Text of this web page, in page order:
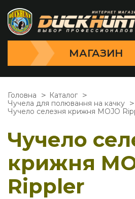
МАГАЗИН
Головна
Каталог
Чучела для полювання на качку
Чучело селезня крижня MOJO
Чучело
крижня
Rippler